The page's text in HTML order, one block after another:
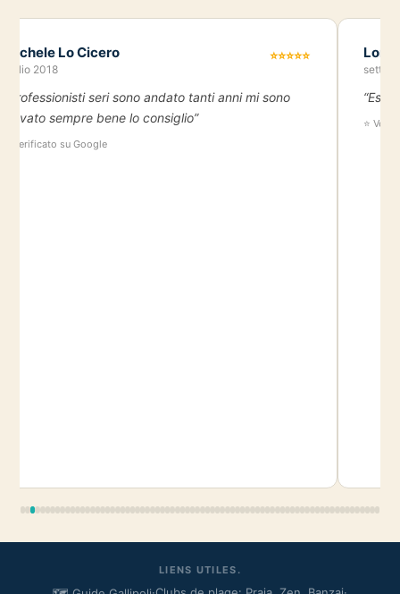
Michele Lo Cicero
luglio 2018
⭐⭐⭐⭐⭐
“Professionisti seri sono andato tanti anni mi sono
trovato sempre bene lo consiglio”
⭐ Verificato su Google
⭐
LIENS UTILES.